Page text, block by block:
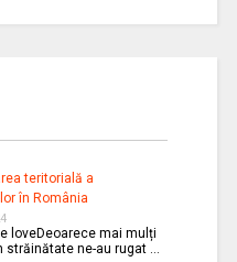
teritorială a
în România
loveDeoarece mai mulți
străinătate ne-au rugat …